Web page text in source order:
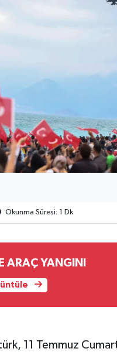
Okunma Süresi: 1 Dk
ARAÇ YANGINI
11 Temmuz